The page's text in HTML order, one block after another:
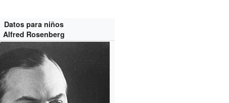
Datos para niños
Alfred Rosenberg